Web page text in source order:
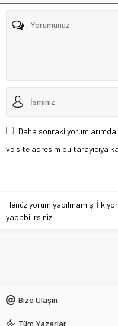
Daha sonraki
ve site adresim bu tarayıcıya
Henüz yorum yapılmamış. İlk
yapabilirsiniz.
Maaş ve Yolluk